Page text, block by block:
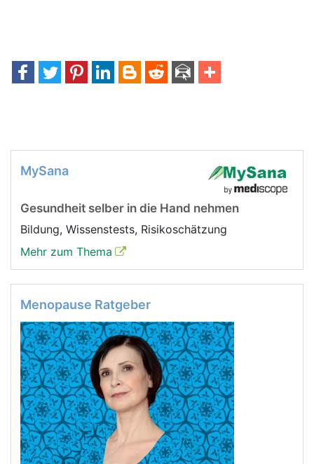
MySana
Gesundheit selber in die Hand nehmen
Bildung, Wissenstests, Risikoschätzung
Mehr zum Thema
Menopause Ratgeber